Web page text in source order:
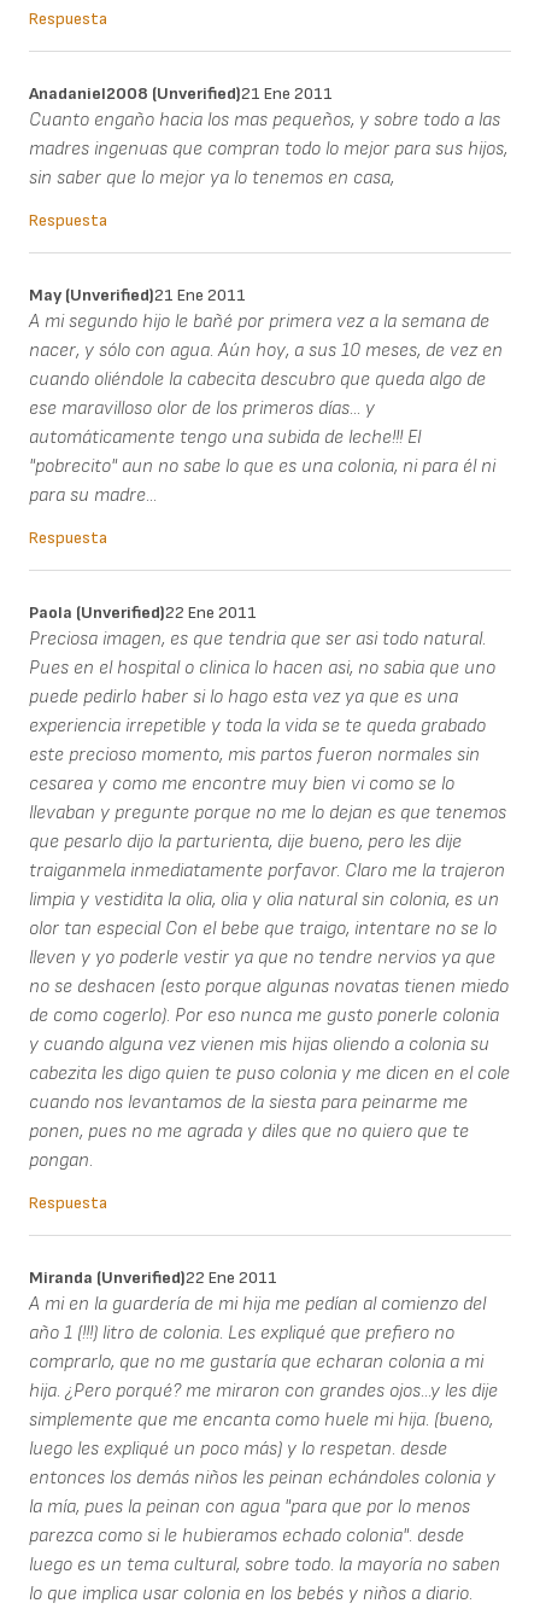
Respuesta
Anadaniel2008 (unverified)21 Ene 2011
Cuanto engaño hacia los mas pequeños, y sobre todo a las
madres ingenuas que compran todo lo mejor para sus hijos,
sin saber que lo mejor ya lo tenemos en casa,
Respuesta
May (unverified)21 Ene 2011
A mi segundo hijo le bañé por primera vez a la semana de
nacer, y sólo con agua. Aún hoy, a sus 10 meses, de vez en
cuando oliéndole la cabecita descubro que queda algo de
ese maravilloso olor de los primeros días... y
automáticamente tengo una subida de leche!!! El
"pobrecito" aun no sabe lo que es una colonia, ni para él ni
para su madre...
Respuesta
Paola (unverified)22 Ene 2011
Preciosa imagen, es que tendria que ser asi todo natural.
Pues en el hospital o clinica lo hacen asi, no sabia que uno
puede pedirlo haber si lo hago esta vez ya que es una
experiencia irrepetible y toda la vida se te queda grabado
este precioso momento, mis partos fueron normales sin
cesarea y como me encontre muy bien vi como se lo
llevaban y pregunte porque no me lo dejan es que tenemos
que pesarlo dijo la parturienta, dije bueno, pero les dije
traiganmela inmediatamente porfavor. Claro me la trajeron
limpia y vestidita la olia, olia y olia natural sin colonia, es un
olor tan especial Con el bebe que traigo, intentare no se lo
lleven y yo poderle vestir ya que no tendre nervios ya que
no se deshacen (esto porque algunas novatas tienen miedo
de como cogerlo). Por eso nunca me gusto ponerle colonia
y cuando alguna vez vienen mis hijas oliendo a colonia su
cabezita les digo quien te puso colonia y me dicen en el cole
cuando nos levantamos de la siesta para peinarme me
ponen, pues no me agrada y diles que no quiero que te
pongan.
Respuesta
Miranda (unverified)22 Ene 2011
A mi en la guardería de mi hija me pedían al comienzo del
año 1 (!!!) litro de colonia. Les expliqué que prefiero no
comprarlo, que no me gustaría que echaran colonia a mi
hija. ¿Pero porqué? me miraron con grandes ojos...y les dije
simplemente que me encanta como huele mi hija. (bueno,
luego les expliqué un poco más) y lo respetan. desde
entonces los demás niños les peinan echándoles colonia y
la mía, pues la peinan con agua "para que por lo menos
parezca como si le hubieramos echado colonia". desde
luego es un tema cultural, sobre todo. la mayoría no saben
lo que implica usar colonia en los bebés y niños a diario.